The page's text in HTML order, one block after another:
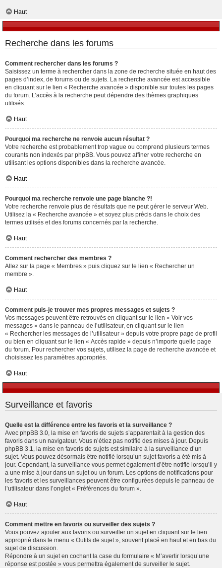
Haut
Recherche dans les forums
Comment rechercher dans les forums ?
Saisissez un terme à rechercher dans la zone de recherche située en haut des
pages d’index, de forums ou de sujets. La recherche avancée est accessible
en cliquant sur le lien « Recherche avancée » disponible sur toutes les pages
du forum. L’accès à la recherche peut dépendre des thèmes graphiques
utilisés.
Haut
Pourquoi ma recherche ne renvoie aucun résultat ?
Votre recherche est probablement trop vague ou comprend plusieurs termes
courants non indexés par phpBB. Vous pouvez affiner votre recherche en
utilisant les options disponibles dans la recherche avancée.
Haut
Pourquoi ma recherche renvoie une page blanche ?!
Votre recherche renvoie plus de résultats que ne peut gérer le serveur Web.
Utilisez la « Recherche avancée » et soyez plus précis dans le choix des
termes utilisés et des forums concernés par la recherche.
Haut
Comment rechercher des membres ?
Allez sur la page « Membres » puis cliquez sur le lien « Rechercher un
membre ».
Haut
Comment puis-je trouver mes propres messages et sujets ?
Vos messages peuvent être retrouvés en cliquant sur le lien « Voir vos
messages » dans le panneau de l’utilisateur, en cliquant sur le lien
« Rechercher les messages de l’utilisateur » depuis votre propre page de profil
ou bien en cliquant sur le lien « Accès rapide » depuis n’importe quelle page
du forum. Pour rechercher vos sujets, utilisez la page de recherche avancée et
choisissez les paramètres appropriés.
Haut
Surveillance et favoris
Quelle est la différence entre les favoris et la surveillance ?
Avec phpBB 3.0, la mise en favoris de sujets s’apparentait à la gestion des
favoris dans un navigateur. Vous n’étiez pas notifié des mises à jour. Depuis
phpBB 3.1, la mise en favoris de sujets est similaire à la surveillance d’un
sujet. Vous pouvez désormais être notifié lorsqu’un sujet favoris a été mis à
jour. Cependant, la surveillance vous permet également d’être notifié lorsqu’il y
a une mise à jour dans un sujet ou un forum. Les options de notifications pour
les favoris et les surveillances peuvent être configurées depuis le panneau de
l’utilisateur dans l’onglet « Préférences du forum ».
Haut
Comment mettre en favoris ou surveiller des sujets ?
Vous pouvez ajouter aux favoris ou surveiller un sujet en cliquant sur le lien
approprié dans le menu « Outils de sujet », souvent placé en haut et en bas du
sujet de discussion.
Répondre à un sujet en cochant la case du formulaire « M’avertir lorsqu’une
réponse est postée » vous permettra également de surveiller le sujet.